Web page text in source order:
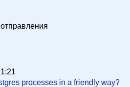
processes in a friendly way?